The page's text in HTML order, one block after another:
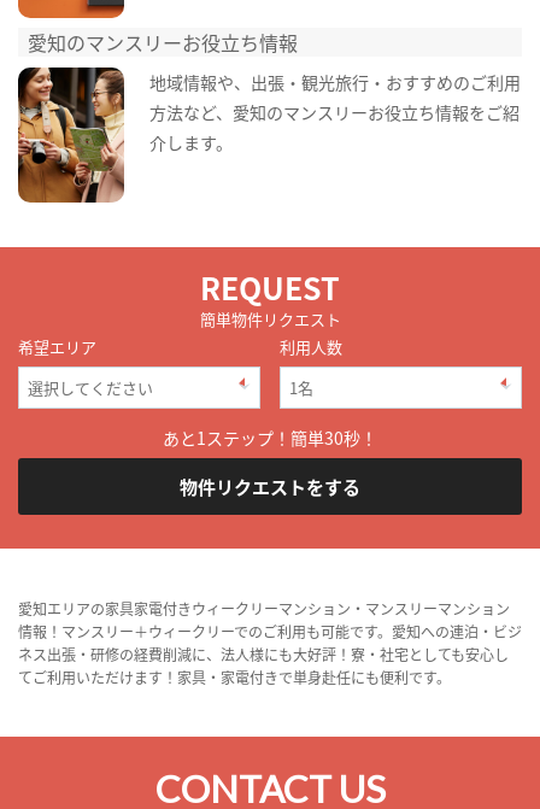
愛知のマンスリーお役立ち情報
地域情報や、出張・観光旅行・おすすめのご利用
方法など、愛知のマンスリーお役立ち情報をご紹
介します。
REQUEST
簡単物件リクエスト
希望エリア
利用人数
あと1ステップ！簡単30秒！
物件リクエストをする
愛知エリアの家具家電付きウィークリーマンション・マンスリーマンション
情報！マンスリー＋ウィークリーでのご利用も可能です。愛知への連泊・ビジ
ネス出張・研修の経費削減に、法人様にも大好評！寮・社宅としても安心し
てご利用いただけます！家具・家電付きで単身赴任にも便利です。
CONTACT US